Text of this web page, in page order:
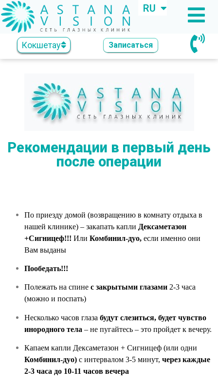
RU
KZ
Кокшетау Записаться
Рекомендации в первый день
после операции
По приезду домой (возвращению в комнату отдыха в
нашей клинике) – закапать капли Дексаметазон
+Сигницеф!!! Или Комбинил-дуо, если именно они
Вам выданы
Пообедать!!!
Полежать на спине с закрытыми глазами 2-3 часа
(можно и поспать)
Несколько часов глаза будут слезиться, будет чувство
инородного тела – не пугайтесь – это пройдет к вечеру.
Капаем капли Дексаметазон + Сигницеф (или одни
Комбинил-дуо) с интервалом 3-5 минут, через каждые
2-3 часа до 10-11 часов вечера